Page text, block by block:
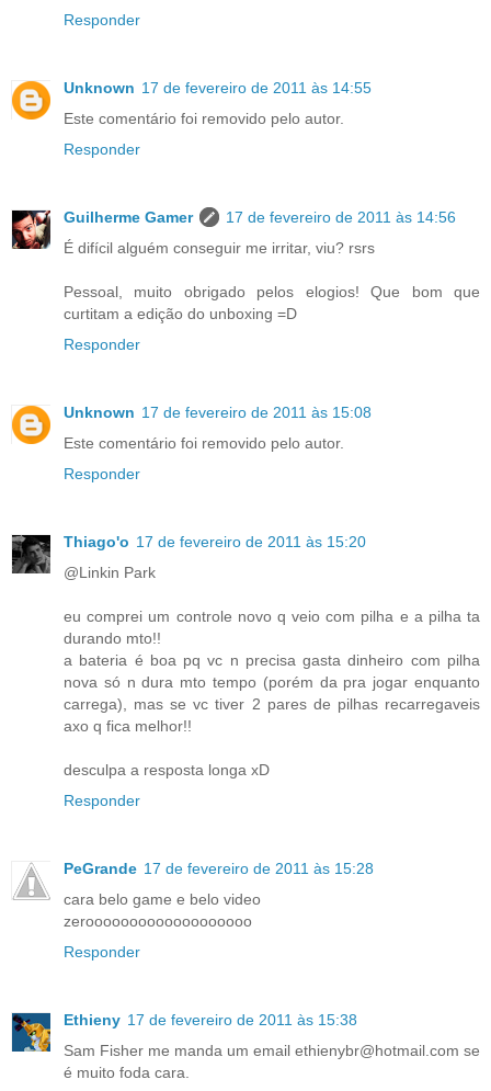
Responder
Unknown 17 de fevereiro de 2011 às 14:55
Este comentário foi removido pelo autor.
Responder
Guilherme Gamer
17 de fevereiro de 2011 às 14:56
É difícil alguém conseguir me irritar, viu? rsrs
Pessoal, muito obrigado pelos elogios! Que bom que
curtitam a edição do unboxing =D
Responder
Unknown 17 de fevereiro de 2011 às 15:08
Este comentário foi removido pelo autor.
Responder
Thiago'o 17 de fevereiro de 2011 às 15:20
@Linkin Park
eu comprei um controle novo q veio com pilha e a pilha ta
durando mto!!
a bateria é boa pq vc n precisa gasta dinheiro com pilha
nova só n dura mto tempo (porém da pra jogar enquanto
carrega), mas se vc tiver 2 pares de pilhas recarregaveis
axo q fica melhor!!
desculpa a resposta longa xD
Responder
PeGrande 17 de fevereiro de 2011 às 15:28
cara belo game e belo video
zerooooooooooooooooooo
Responder
Ethieny 17 de fevereiro de 2011 às 15:38
Sam Fisher me manda um email ethienybr@hotmail.com se
é muito foda cara.